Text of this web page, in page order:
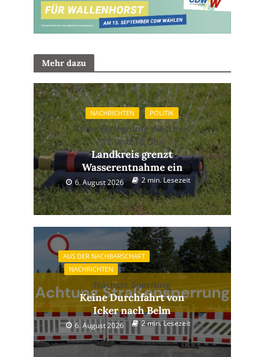
Mehr dazu
NACHRICHTEN POLITIK
Keine Beregnung zwischen
12 und 18 Uhr
Landkreis grenzt
Wasserentnahme ein
6. August 2026 2 min. Lesezeit
AUS DER NACHBARSCHAFT
NACHRICHTEN
Nächste Sperrung
Keine Durchfahrt von
Icker nach Belm
6. August 2026 2 min. Lesezeit